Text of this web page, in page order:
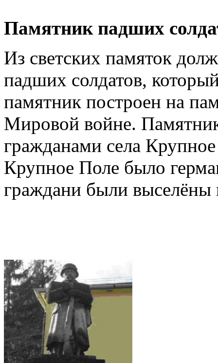
Памятник падших
Из светских памяток
падших солдатов,
памятник построен на
Мировой войне.
гражданами села
Крупное Поле было
граждани были